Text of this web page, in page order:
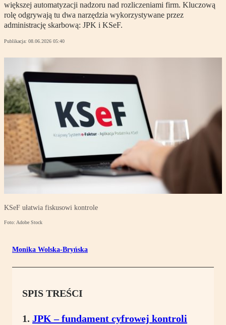
większej automatyzacji nadzoru nad rozliczeniami firm. Kluczową
rolę odgrywają tu dwa narzędzia wykorzystywane przez
administrację skarbową: JPK i KSeF.
Publikacja: 08.06.2026 05:40
KSeF ułatwia fiskusowi kontrole
Foto: Adobe Stock
Monika Wolska-Bryńska
SPIS TREŚCI
JPK – fundament cyfrowej kontroli